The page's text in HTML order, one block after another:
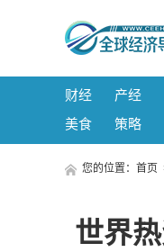
财经 产经
美食
策略
您的位置： 首页
世界